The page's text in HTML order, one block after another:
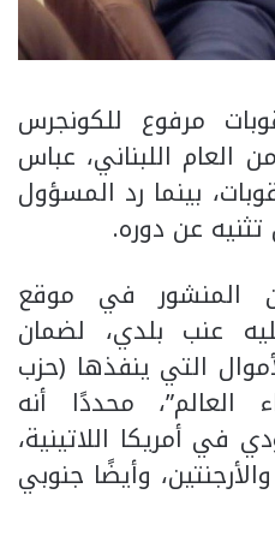
مرفوع للكونجرس
العام اللبناني، عباس
بينما رد المسؤول
تثنيه عن دوره.
المنشور في موقع
عنب بلدي، لضمان
التي ينفذها (حزب
محددًا أنه
في أمريكا اللاتينية،
والأرجنتين، وأيضًا جنوبي